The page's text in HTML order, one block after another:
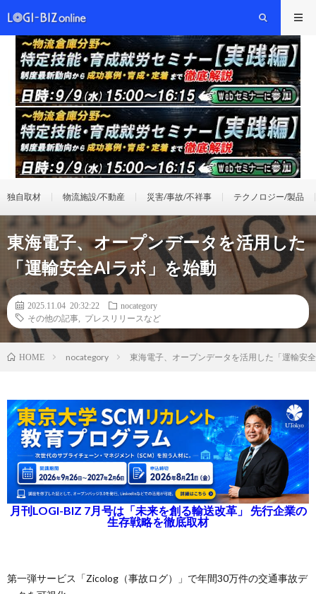
独自取材 物流施設/不動産 災害/事故/不祥事 テクノロジー/製品
東海電子、オープンデータを活用した
「運輸安全AIラボ」を始動
2025.11.04 20:32:22
nocategory
その他の記事
プレスリリースなど
HOME nocategory 東海電子、オープンデータを活用した「運輸安
月刊LOGI-BIZ 7月号は「未来を創る輸送改革」 先行企業の
生存戦略を徹底取材
第一弾サービス「Zicolog（事故ログ）」で年間30万件の交通事故デ